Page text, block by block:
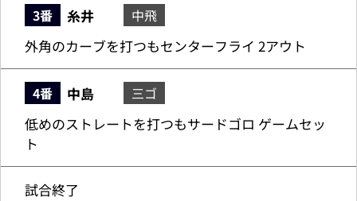
3番 糸井 中飛
外角のカーブを打つもセンターフライ 2アウト
4番 中島 三ゴ
低めのストレートを打つもサードゴロ ゲームセッ
ト
試合終了